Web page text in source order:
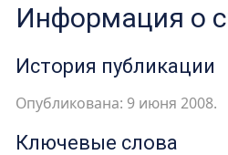
Информация о
История публикации
Опубликована: 9 июня 2008.
Ключевые слова